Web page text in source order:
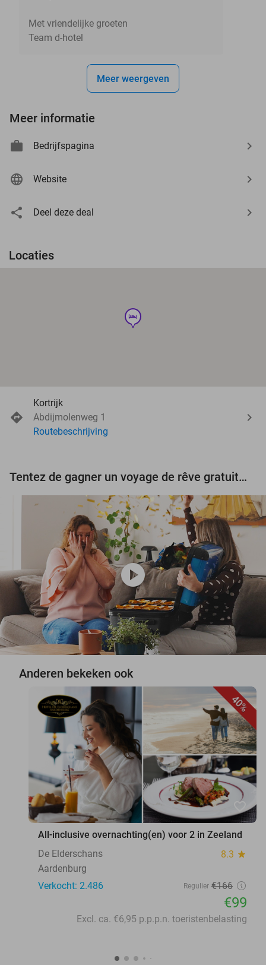
Met vriendelijke groeten
Team d-hotel
Meer weergeven
Meer informatie
Bedrijfspagina
Website
Deel deze deal
Locaties
hotel
Kortrijk
Abdijmolenweg 1
Routebeschrijving
Tentez de gagner un voyage de rêve gratuit d'une valeur de 3.000 € !
play_circle
Anderen bekeken ook
40%
favorite_border
All-inclusive overnachting(en) voor 2 in Zeeland
De Elderschans
8.3 star
Aardenburg
Verkocht: 2.486
Regulier €166
€99
Excl. ca. €6,95 p.p.p.n. toeristenbelasting